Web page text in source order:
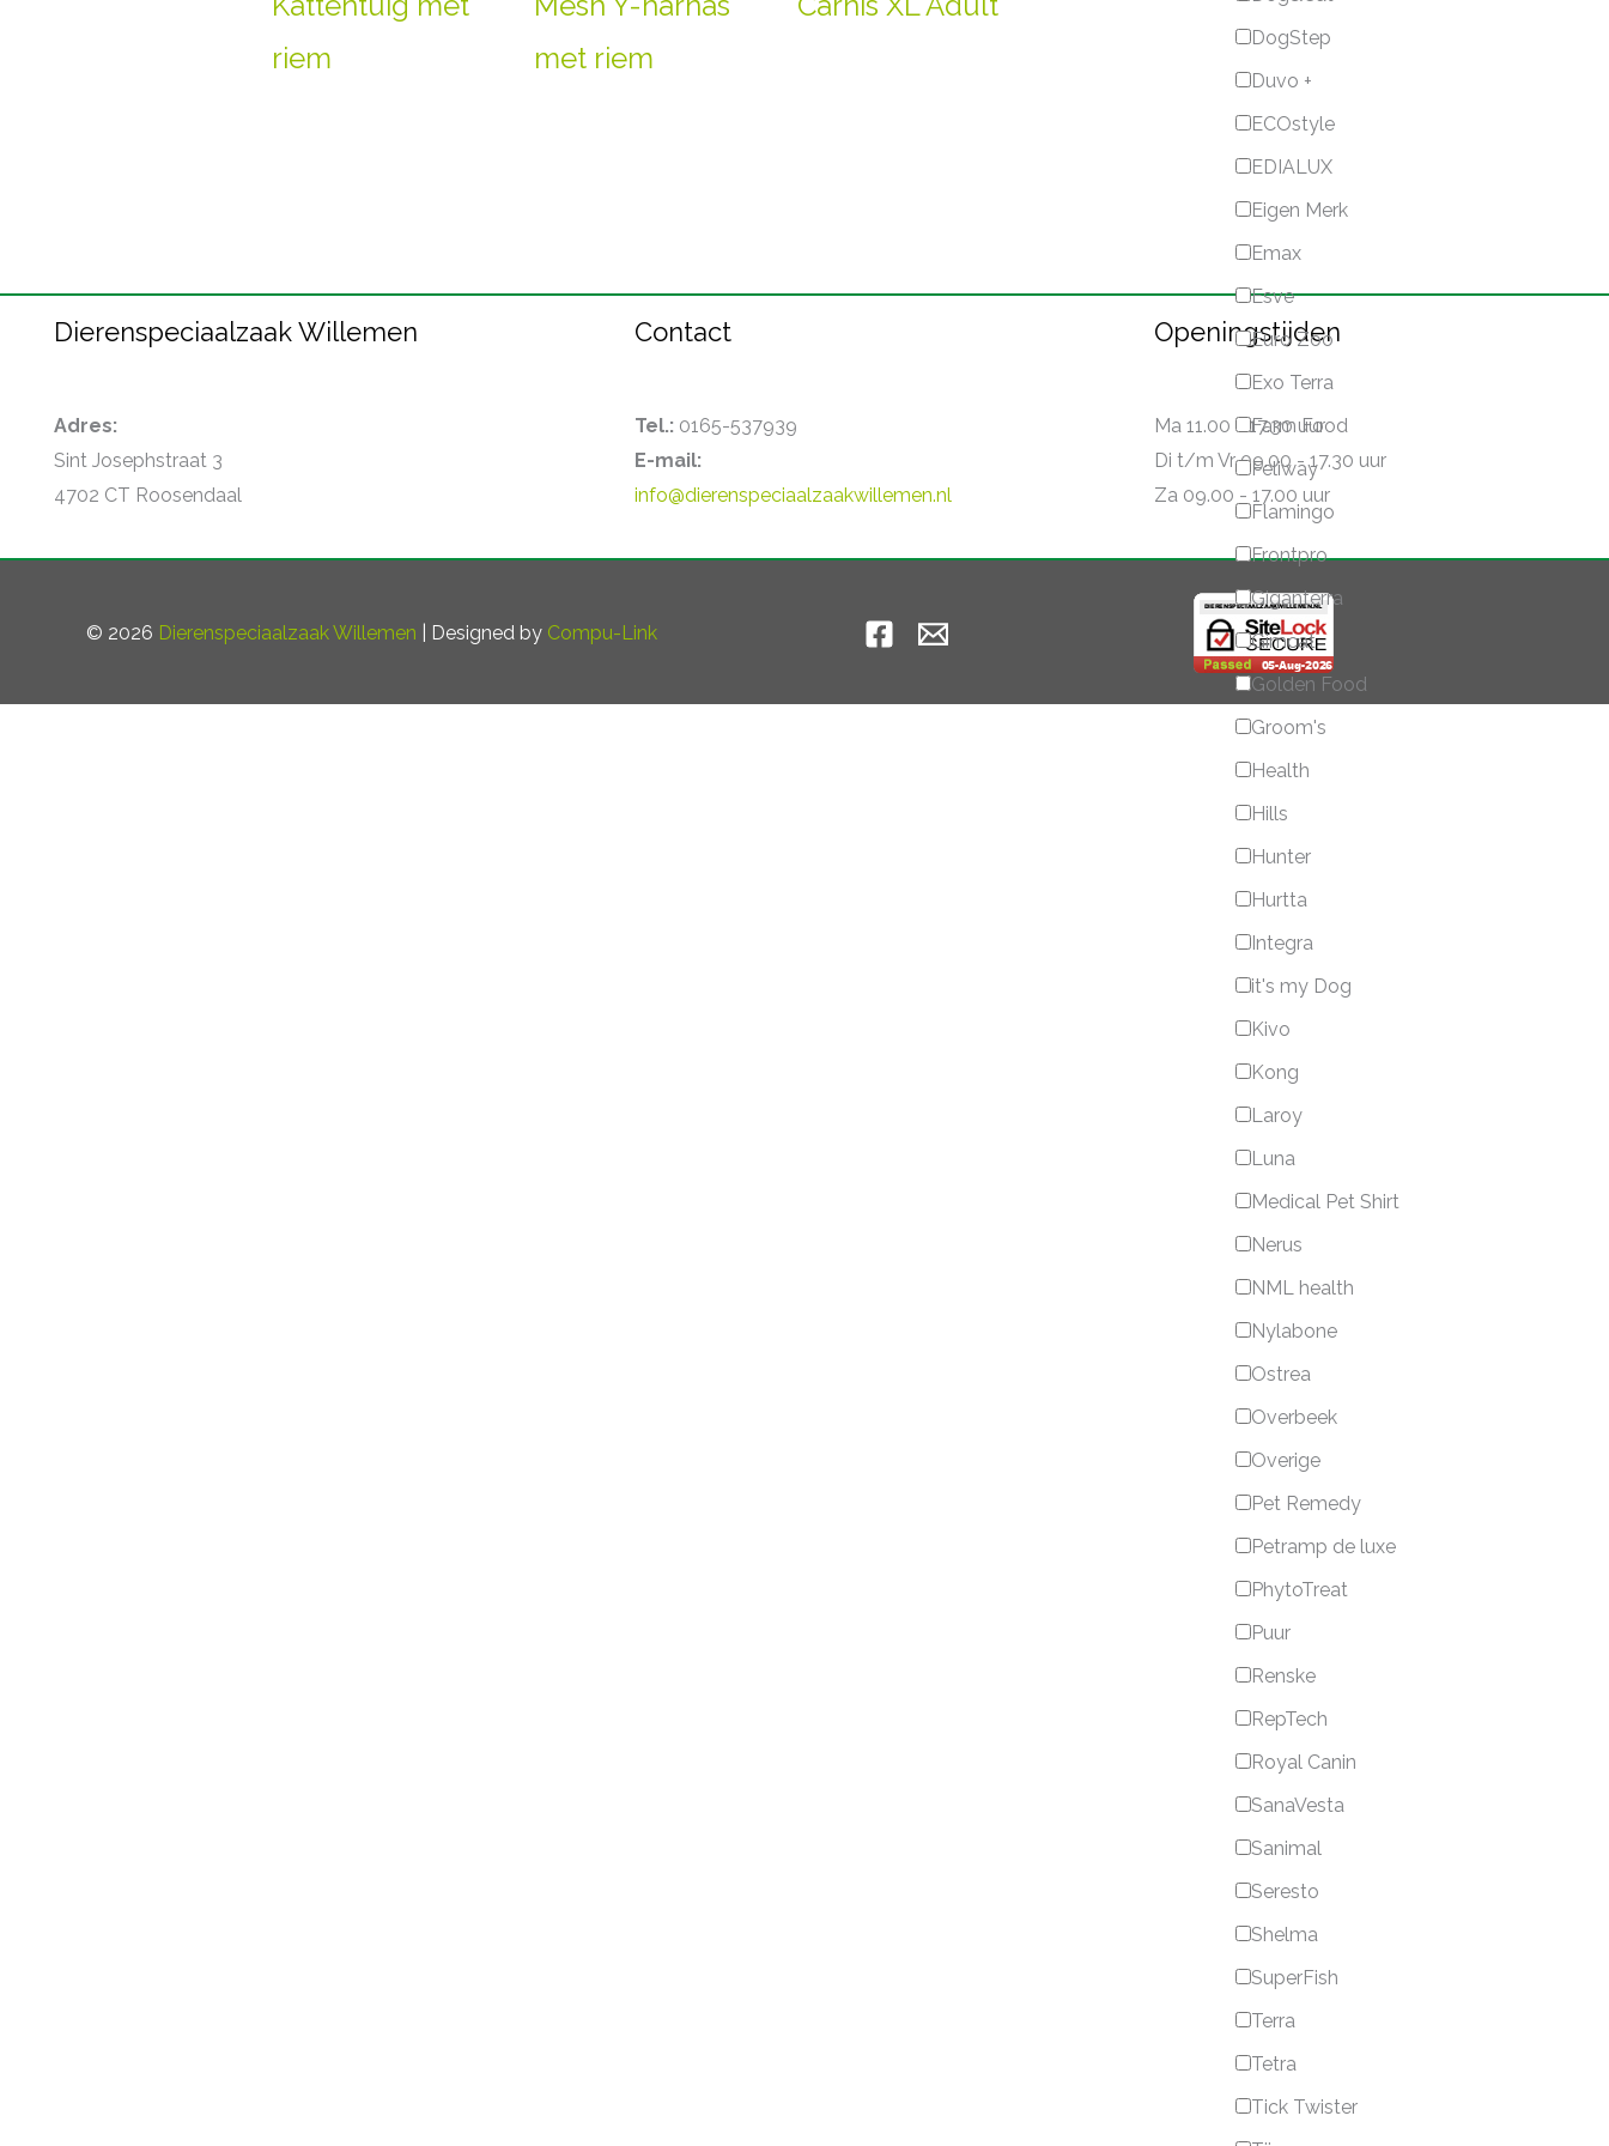
riem
met riem
DogStep
Duvo +
ECOstyle
EDIALUX
Eigen Merk
Emax
Esve
Euro Zoo
Exo Terra
Farm Food
Feliway
Flamingo
Frontpro
Giganterra
Gimcat
Golden Food
Groom's
Health
Hills
Hunter
Hurtta
Integra
it's my Dog
Kivo
Kong
Laroy
Luna
Medical Pet Shirt
Nerus
NML health
Nylabone
Ostrea
Overbeek
Overige
Pet Remedy
Petramp de luxe
PhytoTreat
Puur
Renske
RepTech
Royal Canin
SanaVesta
Sanimal
Seresto
Shelma
SuperFish
Terra
Tetra
Tick Twister
Dierenspeciaalzaak Willemen
Adres:
Sint Josephstraat 3
4702 CT Roosendaal
Contact
Tel.:0165-537939
E-mail:
info@dierenspeciaalzaakwillemen.nl
Openingstijden
Ma 11.00 - 17.30 uur
Di t/m Vr 09.00 - 17.30 uur
Za 09.00 - 17.00 uur
© 2026 Dierenspeciaalzaak Willemen | Designed by Compu-Link